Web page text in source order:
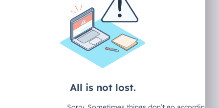
KI-Richtlinien -
wie nutzt du
GenAI intern sich
in deinem Team